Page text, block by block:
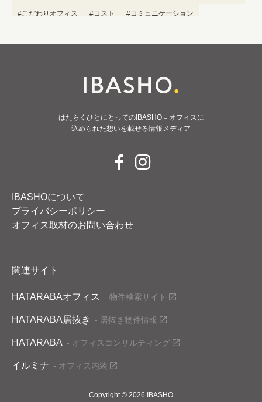
#こだわりオフィス #コスト #コミュニケーション
はたらくひとにとってのIBASHO＝オフィスに
込められた想いを載せる情報メディア
IBASHOについて
プライバシーポリシー
オフィス取材のお問い合わせ
関連サイト
HATARABAオフィス - 物件検索サイト
HATARABA居抜き - 居抜き物件情報
HATARABA - オフィスコンサルティング
イルミナ - オフィス内装
Copyright © 2026 IBASHO